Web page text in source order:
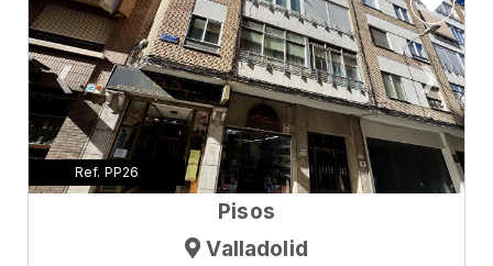
❮ ❯
Ref. PP26
Pisos
Valladolid